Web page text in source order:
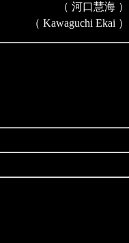
（ 河口慧海 ）
（ Kawaguchi Ekai ）